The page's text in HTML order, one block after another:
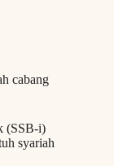
cabang
(SSB-i)
syariah